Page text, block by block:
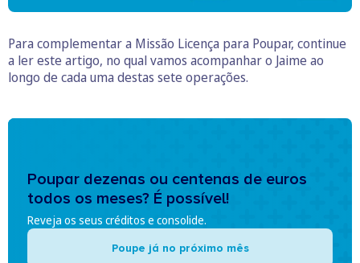
Para complementar a Missão Licença para Poupar, continue
a ler este artigo, no qual vamos acompanhar o Jaime ao
longo de cada uma destas sete operações.
Poupar dezenas ou centenas de euros
todos os meses? É possível!
Reveja os seus créditos e consolide.
Poupe já no próximo mês